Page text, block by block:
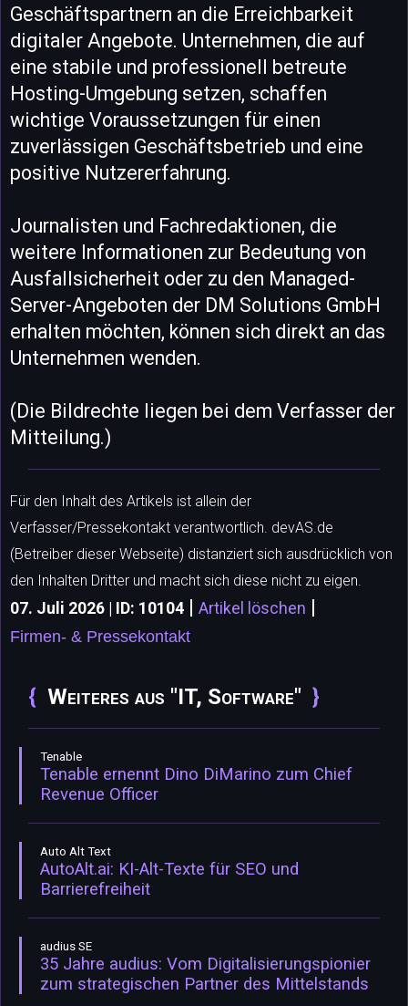
Geschäftspartnern an die Erreichbarkeit
digitaler Angebote. Unternehmen, die auf
eine stabile und professionell betreute
Hosting-Umgebung setzen, schaffen
wichtige Voraussetzungen für einen
zuverlässigen Geschäftsbetrieb und eine
positive Nutzererfahrung.
Journalisten und Fachredaktionen, die
weitere Informationen zur Bedeutung von
Ausfallsicherheit oder zu den Managed-
Server-Angeboten der DM Solutions GmbH
erhalten möchten, können sich direkt an das
Unternehmen wenden.
(Die Bildrechte liegen bei dem Verfasser der
Mitteilung.)
Für den Inhalt des Artikels ist allein der
Verfasser/Pressekontakt verantwortlich. devAS.de
(Betreiber dieser Webseite) distanziert sich ausdrücklich von
den Inhalten Dritter und macht sich diese nicht zu eigen.
07. Juli 2026 | ID: 10104 | Artikel löschen |
Firmen- & Pressekontakt
Weiteres aus "IT, Software"
Tenable
Tenable ernennt Dino DiMarino zum Chief
Revenue Officer
Auto Alt Text
AutoAlt.ai: KI-Alt-Texte für SEO und
Barrierefreiheit
audius SE
35 Jahre audius: Vom Digitalisierungspionier
zum strategischen Partner des Mittelstands